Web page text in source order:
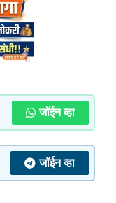
जॉईन व्हा
जॉईन व्हा